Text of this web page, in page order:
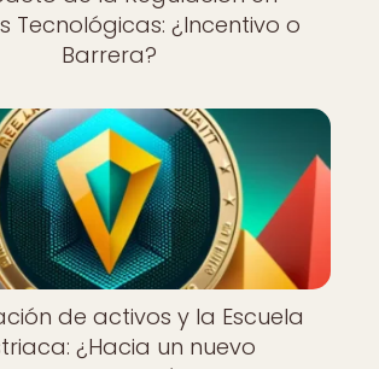
Tecnológicas: ¿Incentivo o
Barrera?
de activos y la Escuela
¿Hacia un nuevo